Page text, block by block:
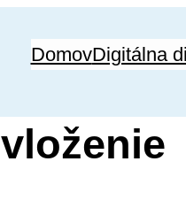
DomovDigitálna
vloženie